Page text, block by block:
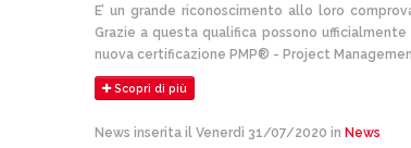
E’ un grande riconoscimento allo loro
Grazie a questa qualifica possono
nuova certificazione PMP® - Project
Scopri di più
News inserita il Venerdì 31/07/2020 in News